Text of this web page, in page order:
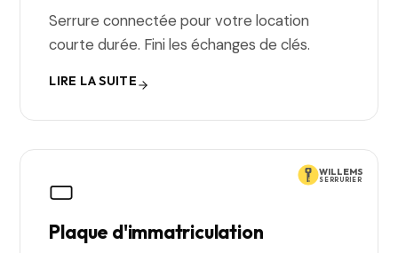
Serrure connectée pour votre location
courte durée. Fini les échanges de clés.
LIRE LA SUITE
WILLEMS
SERRURIER
Plaque d'immatriculation